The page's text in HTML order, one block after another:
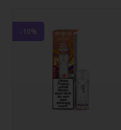
-10%